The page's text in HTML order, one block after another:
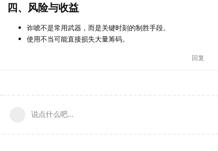
四、风险与收益
诈唬不是常用武器，而是关键时刻的制胜手段。
使用不当可能直接损失大量筹码。
回复
说点什么吧...